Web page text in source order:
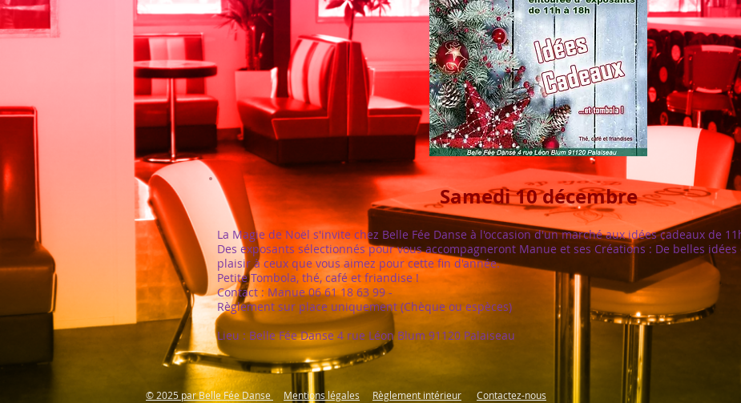
Samedi 10 décembre
La Magie de Noël s'invite chez Belle Fée Danse à l'occasion d'un marché aux idées cadeaux de
Des exposants sélectionnés pour vous accompagneront Manue et ses Créations : De belles
plaisir à ceux que vous aimez pour cette fin d'année.
Petite Tombola, thé, café et friandise !
Contact : Manue 06 61 18 63 99 -
Règlement sur place uniquement (Chèque ou espèces)
Lieu : Belle Fée Danse 4 rue Léon Blum 91120 Palaiseau
© 2025 par Belle Fée Danse Mentions légales Règlement intérieur Contactez-nous